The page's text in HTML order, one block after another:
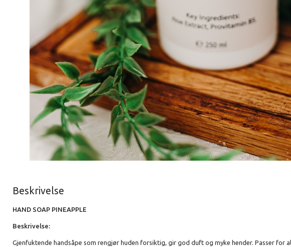
Beskrivelse
HAND SOAP PINEAPPLE
Beskrivelse:
Gjenfuktende handsåpe som rengjør huden forsiktig, gir god duft og myke hender. Passer for